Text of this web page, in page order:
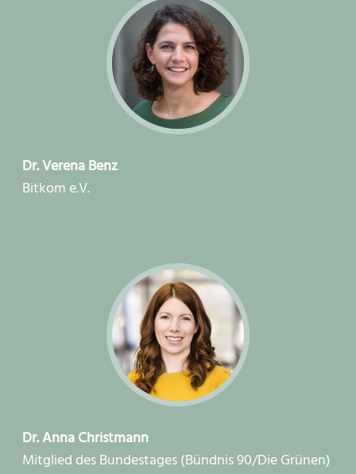
Dr. Verena Benz
Bitkom e.V.
Dr. Anna Christmann
Mitglied des Bundestages (Bündnis 90/Die Grünen)